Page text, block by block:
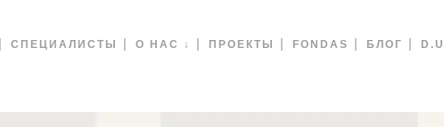
СПЕЦИАЛИСТЫ О НАС ↓ ПРОЕКТЫ FONDAS БЛОГ